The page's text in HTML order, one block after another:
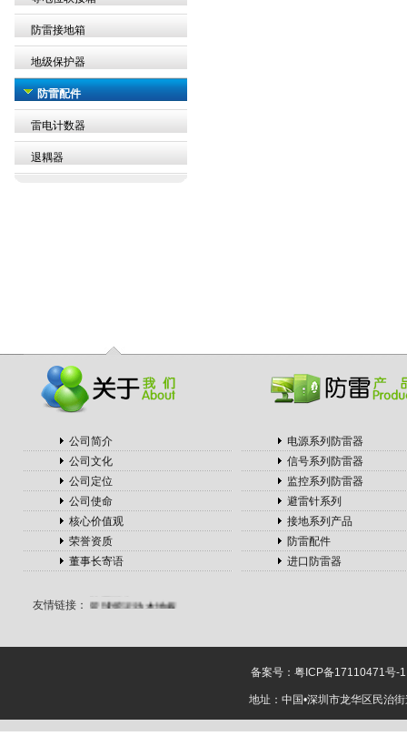
防雷接地箱
地级保护器
防雷配件
雷电计数器
退耦器
公司简介
公司文化
公司定位
公司使命
核心价值观
荣誉资质
董事长寄语
电源系列防雷器
信号系列防雷器
监控系列防雷器
避雷针系列
接地系列产品
防雷配件
进口防雷器
友情链接：
蒸汽散热器
云南冷却塔
啄木鸟木门
周转箱厂家
垃圾处理器
铝方通厂家
全屋吊顶
冷库安装
切管锯片
移动制砂机
无缝方管
篮球馆运动木地板
兰墙布 惠鲸 杭州
备案号： 粤ICP备17110471号-1
地址：中国•深圳市龙华区民治